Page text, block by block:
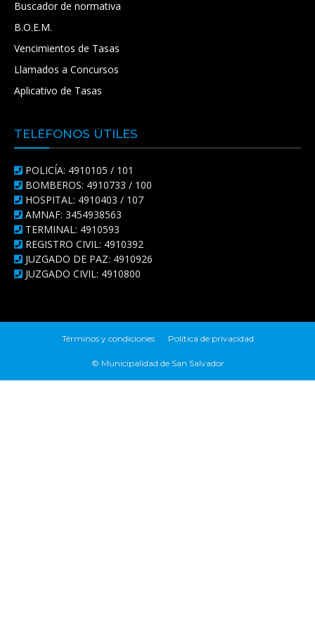
Buscador de normativa
B.O.E.M.
Vencimientos de Tasas
Llamados a Concursos
Aplicativo de Tasas
TELÉFONOS ÚTILES
POLICÍA: 4910105 / 101
BOMBEROS: 4910733 / 100
HOSPITAL: 4910403 / 107
AMNAF: 3454938563
TERMINAL: 4910593
REGISTRO CIVIL: 4910392
JUZGADO DE PAZ: 4910926
JUZGADO CIVIL: 4910800
Términos y condiciones Política de privacidad
© Municipalidad de San Salvador